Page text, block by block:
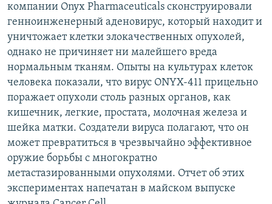
компании Onyx Pharmaceuticals сконструировали
генноинженерный аденовирус, который находит и
уничтожает клетки злокачественных опухолей,
однако не причиняет ни малейшего вреда
нормальным тканям. Опыты на культурах клеток
человека показали, что вирус ONYX-411 прицельно
поражает опухоли столь разных органов, как
кишечник, легкие, простата, молочная железа и
шейка матки. Создатели вируса полагают, что он
может превратиться в чрезвычайно эффективное
оружие борьбы с многократно
метастазированными опухолями. Отчет об этих
экспериментах напечатан в майском выпуске